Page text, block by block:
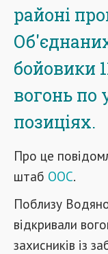
районі
бойовики
вогонь по
позиціях.
Про це
штаб ООС.
Поблизу
відкривали
захисників із